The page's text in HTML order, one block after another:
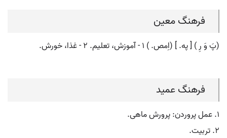
فرهنگ معین
(پَ وَ رِ ) [ په. ] (اِمص. ) ۱ - آموزش، تعلیم. ۲ - غذا، خورش.
فرهنگ عمید
۱. عمل پروردن: پرورش ماهی.
۲. تربیت.